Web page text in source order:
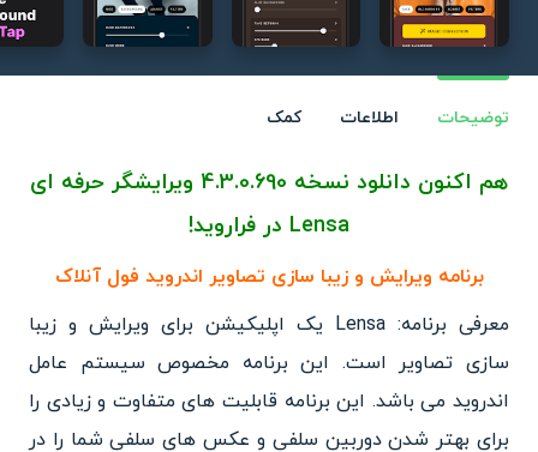
توضیحات اطلاعات کمک
هم اکنون دانلود نسخه 4.3.0.690 ویرایشگر حرفه ای
Lensa در فراروید!
برنامه ویرایش و زیبا سازی تصاویر اندروید فول آنلاک
معرفی برنامه: Lensa یک اپلیکیشن برای ویرایش و زیبا
سازی تصاویر است. این برنامه مخصوص سیستم عامل
اندروید می باشد. این برنامه قابلیت های متفاوت و زیادی را
برای بهتر شدن دوربین سلفی و عکس های سلفی شما را در